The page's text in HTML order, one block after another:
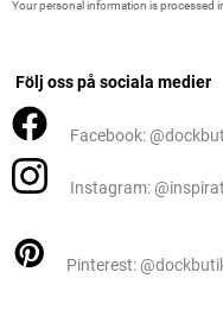
Your personal information is processed
Följ oss på sociala medier
Facebook:
Instagram:
Pinterest: